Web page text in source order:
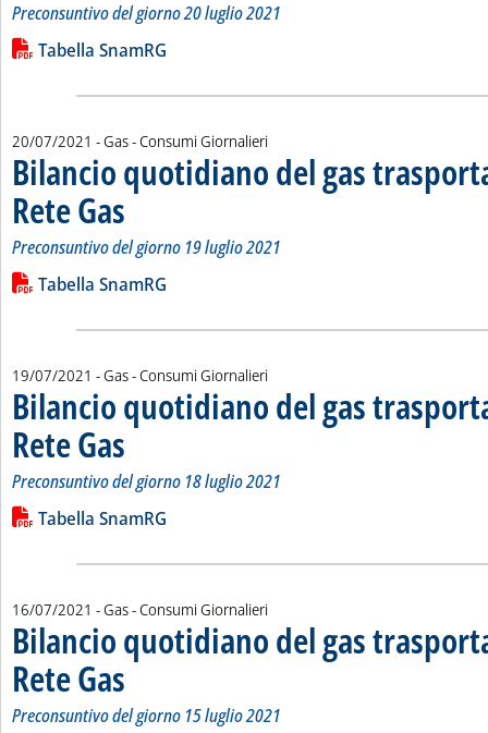
Preconsuntivo del giorno 20 luglio 2021
Leggi tutta la notizia: 'Bilancio quotidiano del gas
Lista allegati PDF alla notizia
Tabella SnamRG
20/07/2021 - Gas - Consumi Giornalieri
Bilancio quotidiano del gas
Rete Gas . Sottotitolo: Preconsuntivo del giorno 19 luglio 2021
. Pubblicata martedì 20 luglio 2021 alle 12.20.
Preconsuntivo del giorno 19 luglio 2021
Leggi tutta la notizia: 'Bilancio quotidiano del gas
Lista allegati PDF alla notizia
Tabella SnamRG
19/07/2021 - Gas - Consumi Giornalieri
Bilancio quotidiano del gas
Rete Gas . Sottotitolo: Preconsuntivo del giorno 18 luglio 2021
. Pubblicata lunedì 19 luglio 2021 alle 13.19.
Preconsuntivo del giorno 18 luglio 2021
Leggi tutta la notizia: 'Bilancio quotidiano del gas
Lista allegati PDF alla notizia
Tabella SnamRG
16/07/2021 - Gas - Consumi Giornalieri
Bilancio quotidiano del gas
Rete Gas . Sottotitolo: Preconsuntivo del giorno 15 luglio 2021
. Pubblicata venerdì 16 luglio 2021 alle 11.7.
Preconsuntivo del giorno 15 luglio 2021